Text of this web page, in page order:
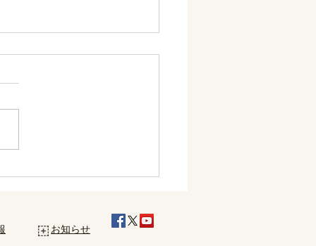
お知らせ